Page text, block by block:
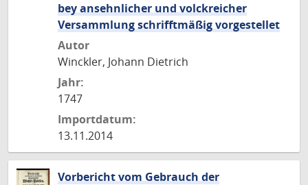
bey ansehnlicher und volckreicher
Versammlung schrifftmäßig vorgestellet
Autor
Winckler, Johann Dietrich
Jahr:
1747
Importdatum:
13.11.2014
Vorbericht vom Gebrauch der